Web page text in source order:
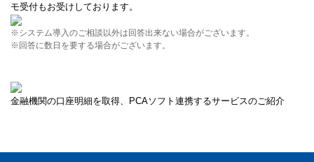
モ受付もお受けしております。
※システム導入のご相談以外は回答出来ない場合がございます。
※回答に数日を要する場合がございます。
金融機関の口座明細を取得、PCAソフト連携するサービスのご紹介